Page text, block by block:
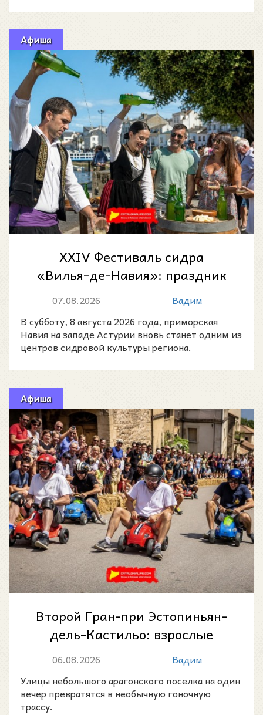
Афиша
XXIV Фестиваль сидра
«Вилья-де-Навия»: праздник
астурийской сидровой
культуры 8 августа 20...
07.08.2026
Вадим
В субботу, 8 августа 2026 года, приморская
Навия на западе Астурии вновь станет одним из
центров сидровой культуры региона.
Афиша
Второй Гран-при Эстопиньян-
дель-Кастильо: взрослые
устроят скоростной спуск на
детских маш...
06.08.2026
Вадим
Улицы небольшого арагонского поселка на один
вечер превратятся в необычную гоночную
трассу.